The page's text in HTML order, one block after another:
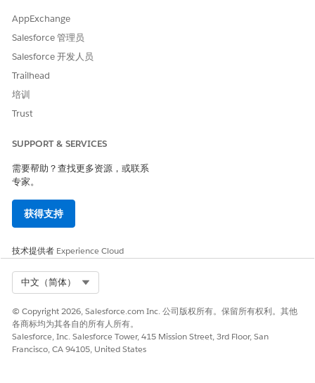
支持 Salesforce Inbox
Einstein 预测生成器
报表中的 Einstein Discovery
CRM Analytics 平台
请与我们共享您的想法，以便我们进行改进！
AppExchange
Salesforce 管理员
Salesforce 开发人员
Trailhead
培训
Trust
SUPPORT & SERVICES
需要帮助？查找更多资源，或联系
专家。
获得支持
技术提供者 Experience Cloud
中文（简体）
© Copyright 2026, Salesforce.com Inc. 公司版权所有。保留所有权利。其他
各商标均为其各自的所有人所有。
Salesforce, Inc. Salesforce Tower, 415 Mission Street, 3rd Floor, San
Francisco, CA 94105, United States